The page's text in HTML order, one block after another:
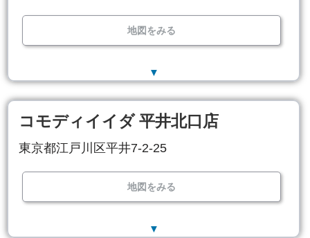
地図をみる
▼
コモディイイダ 平井北口店
東京都江戸川区平井7-2-25
地図をみる
▼